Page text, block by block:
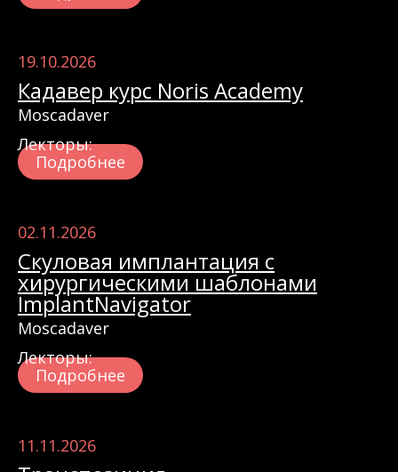
19.10.2026
Кадавер курс Noris Academy
Moscadaver
Лекторы:
Подробнее
02.11.2026
Скуловая имплантация с
хирургическими шаблонами
ImplantNavigator
Moscadaver
Лекторы:
Подробнее
11.11.2026